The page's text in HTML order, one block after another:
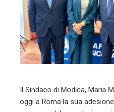
Il Sindaco di Modica, Maria
oggi a Roma la sua